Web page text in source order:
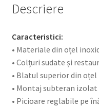
Descriere
Caracteristici:
• Materiale din oțel
• Colțuri sudate și
• Blatul superior din oțel
• Montaj subteran
• Picioare reglabile pe